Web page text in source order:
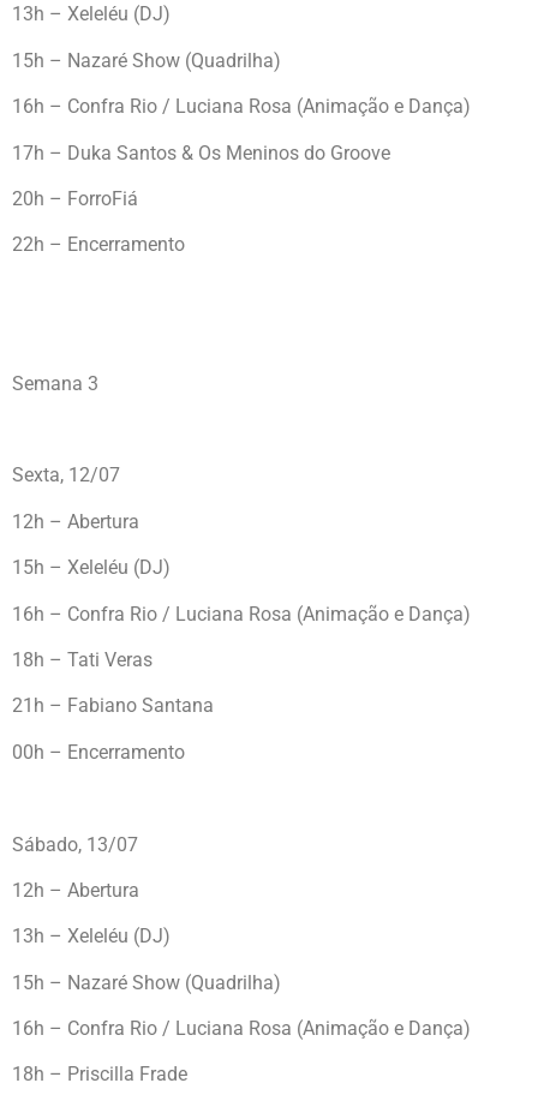
13h – Xeleléu (DJ)
15h – Nazaré Show (Quadrilha)
16h – Confra Rio / Luciana Rosa (Animação e Dança)
17h – Duka Santos & Os Meninos do Groove
20h – ForroFiá
22h – Encerramento
Semana 3
Sexta, 12/07
12h – Abertura
15h – Xeleléu (DJ)
16h – Confra Rio / Luciana Rosa (Animação e Dança)
18h – Tati Veras
21h – Fabiano Santana
00h – Encerramento
Sábado, 13/07
12h – Abertura
13h – Xeleléu (DJ)
15h – Nazaré Show (Quadrilha)
16h – Confra Rio / Luciana Rosa (Animação e Dança)
18h – Priscilla Frade